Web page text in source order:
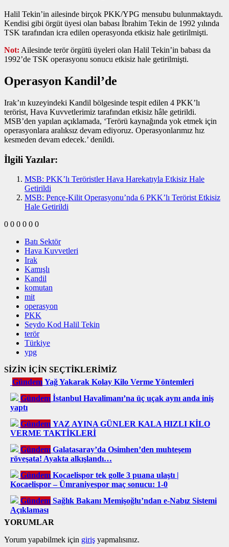
Halil Tekin’in ailesinde birçok PKK/YPG mensubu bulunmaktaydı.
Kendisi gibi örgüt üyesi olan babası İbrahim Tekin de 1992 yılında
TSK tarafından icra edilen operasyonda etkisiz hale getirilmişti.
Not: Ailesinde terör örgütü üyeleri olan Halil Tekin’in babası da
1992’de TSK operasyonu sonucu etkisiz hale getirilmişti.
Operasyon Kandil’de
Irak’ın kuzeyindeki Kandil bölgesinde tespit edilen 4 PKK’lı
terörist, Hava Kuvvetlerimiz tarafından etkisiz hâle getirildi.
MSB’den yapılan açıklamada, ‘Terörü kaynağında yok etmek için
operasyonlara aralıksız devam ediyoruz. Operasyonlarımız hız
kesmeden devam edecek.’ denildi.
İlgili Yazılar:
MSB: PKK’lı Teröristler Hava Harekatıyla Etkisiz Hale
Getirildi
MSB: Pençe-Kilit Operasyonu’nda 6 PKK’lı Terörist Etkisiz
Hale Getirildi
0 0 0 0 0 0
Batı Sektör
Hava Kuvvetleri
Irak
Kamışlı
Kandil
komutan
mit
operasyon
PKK
Seydo Kod Halil Tekin
terör
Türkiye
ypg
SİZİN İÇİN SEÇTİKLERİMİZ
Gündem Yağ Yakarak Kolay Kilo Verme Yöntemleri
Gündem İstanbul Havalimanı’na üç uçak aynı anda iniş
yaptı
Gündem YAZ AYINA GÜNLER KALA HIZLI KİLO
VERME TAKTİKLERİ
Gündem Galatasaray’da Osimhen’den muhteşem
röveşata! Ayakta alkışlandı…
Gündem Kocaelispor tek golle 3 puana ulaştı |
Kocaelispor – Ümraniyespor maç sonucu: 1-0
Gündem Sağlık Bakanı Memişoğlu’ndan e-Nabız Sistemi
Açıklaması
YORUMLAR
Yorum yapabilmek için giriş yapmalısınız.